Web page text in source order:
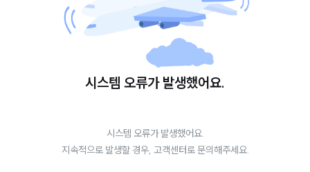
시스템 오류가 발생했어요.
시스템 오류가 발생했어요.
지속적으로 발생할 경우, 고객센터로 문의해주세요.